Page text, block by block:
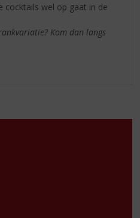
cocktails wel op gaat in de
Kom dan langs